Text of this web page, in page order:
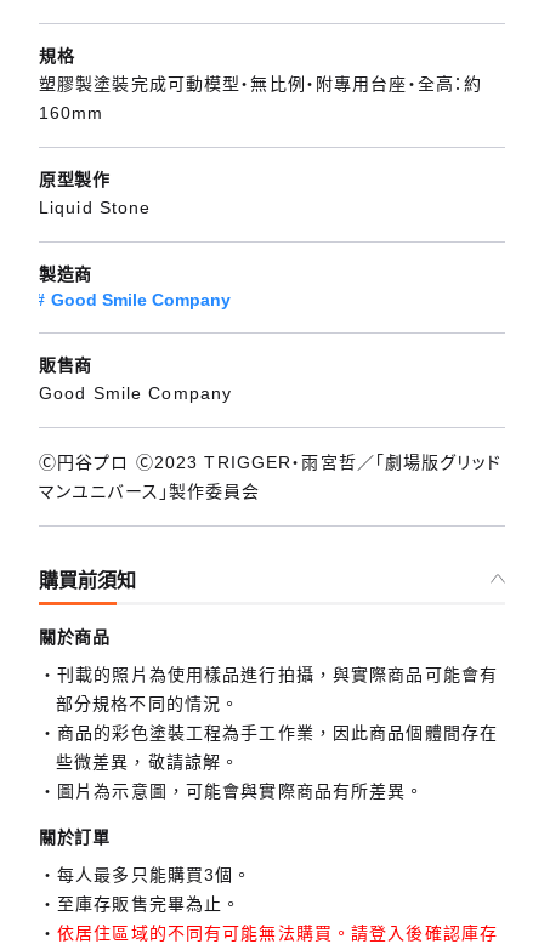
規格
塑膠製塗裝完成可動模型・無比例・附專用台座・全高：約
160mm
原型製作
Liquid Stone
製造商
Good Smile Company
販售商
Good Smile Company
Ⓒ円谷プロ Ⓒ2023 TRIGGER・雨宮哲／「劇場版グリッド
マンユニバース」製作委員会
購買前須知
關於商品
刊載的照片為使用樣品進行拍攝，與實際商品可能會有
部分規格不同的情況。
商品的彩色塗裝工程為手工作業，因此商品個體間存在
些微差異，敬請諒解。
圖片為示意圖，可能會與實際商品有所差異。
關於訂單
每人最多只能購買3個。
至庫存販售完畢為止。
依居住區域的不同有可能無法購買。請登入後確認庫存